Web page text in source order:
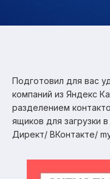
Подготовил для вас
компаний из Яндекс
разделением
ящиков для загрузки
Директ/ ВКонтакте/